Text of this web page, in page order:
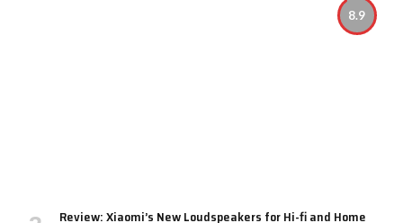
8.9
Review: Xiaomi’s New Loudspeakers for Hi-fi and Home